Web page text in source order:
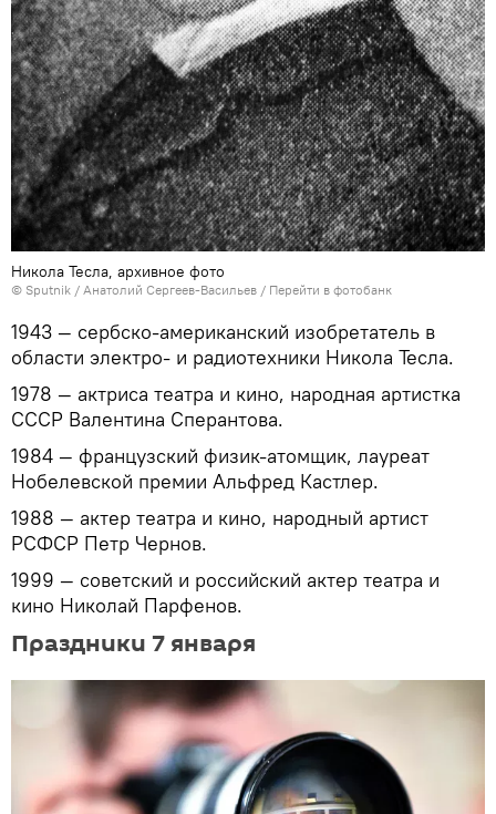
Никола Тесла, архивное фото
© Sputnik / Анатолий Сергеев-Васильев / Перейти в фотобанк
1943 — сербско-американский изобретатель в
области электро- и радиотехники Никола Тесла.
1978 — актриса театра и кино, народная артистка
СССР Валентина Сперантова.
1984 — французский физик-атомщик, лауреат
Нобелевской премии Альфред Кастлер.
1988 — актер театра и кино, народный артист
РСФСР Петр Чернов.
1999 — советский и российский актер театра и
кино Николай Парфенов.
Праздники 7 января